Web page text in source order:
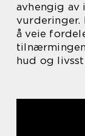
avhengig av
vurderinger.
å veie
hud og